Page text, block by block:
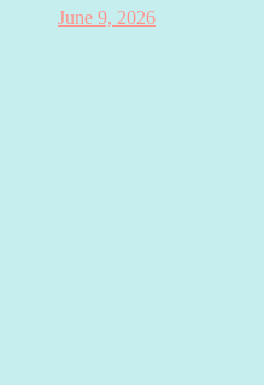
June 9, 2026